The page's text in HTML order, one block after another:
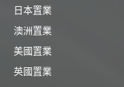
日本置業
澳洲置業
美國置業
英國置業